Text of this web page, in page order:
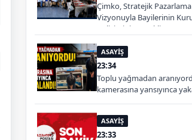
Çimko, Stratejik Pazarlama
Vizyonuyla Bayilerinin
Gelişimini Destekliyor
ASAYİŞ
23:34
Toplu yağmadan
kamerasına yansıyınca
ASAYİŞ
23:33